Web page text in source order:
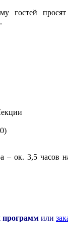
гостей просят
– ок. 3,5 часов
программ или